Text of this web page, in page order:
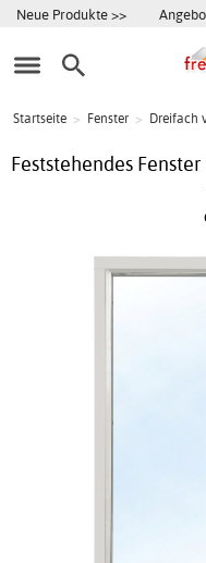
Neue Produkte >>
Startseite > Fenster > Dreifach
Feststehendes